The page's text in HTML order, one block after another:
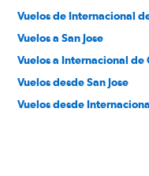
Vuelos de Internacional
Vuelos a San Jose
Vuelos a Internacional de
Vuelos desde San Jose
Vuelos desde